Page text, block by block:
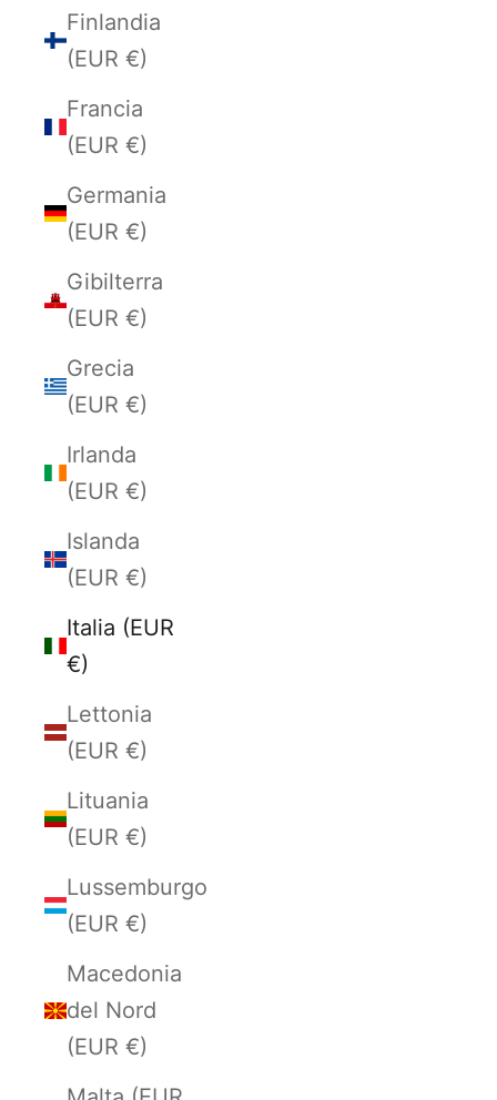
Finlandia
(EUR €)
Francia
(EUR €)
Germania
(EUR €)
Gibilterra
(EUR €)
Grecia
(EUR €)
Irlanda
(EUR €)
Islanda
(EUR €)
Italia (EUR
€)
Lettonia
(EUR €)
Lituania
(EUR €)
Lussemburgo
(EUR €)
Macedonia
del Nord
(EUR €)